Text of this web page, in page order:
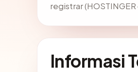
registrar
Informasi